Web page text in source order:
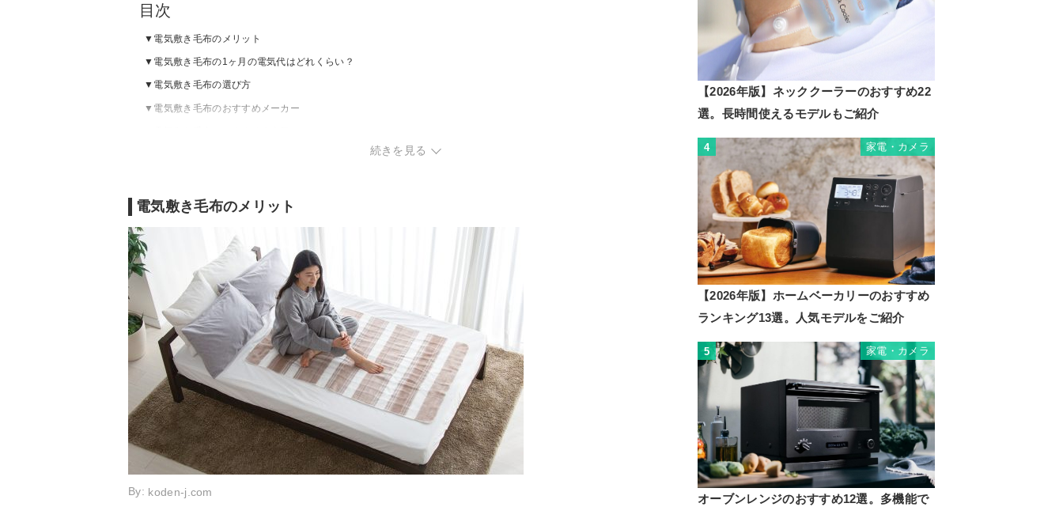
目次
電気敷き毛布のメリット
電気敷き毛布の1ヶ月の電気代はどれくらい？
電気敷き毛布の選び方
電気敷き毛布のおすすめメーカー
電気敷き毛布を使う際の注意点
続きを見る
電気敷き毛布のメリット
By: koden-j.com
【2026年版】ネッククーラーのおすすめ22
選。長時間使えるモデルもご紹介
4 家電・カメラ
【2026年版】ホームベーカリーのおすすめ
ランキング13選。人気モデルをご紹介
5 家電・カメラ
オーブンレンジのおすすめ12選。多機能で